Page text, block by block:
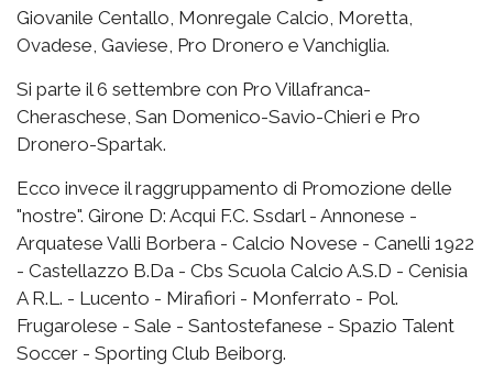
Giovanile Centallo, Monregale Calcio, Moretta,
Ovadese, Gaviese, Pro Dronero e Vanchiglia.
Si parte il 6 settembre con Pro Villafranca-
Cheraschese, San Domenico-Savio-Chieri e Pro
Dronero-Spartak.
Ecco invece il raggruppamento di Promozione delle
"nostre". Girone D: Acqui F.C. Ssdarl - Annonese -
Arquatese Valli Borbera - Calcio Novese - Canelli 1922
- Castellazzo B.Da - Cbs Scuola Calcio A.S.D - Cenisia
A R.L. - Lucento - Mirafiori - Monferrato - Pol.
Frugarolese - Sale - Santostefanese - Spazio Talent
Soccer - Sporting Club Beiborg.